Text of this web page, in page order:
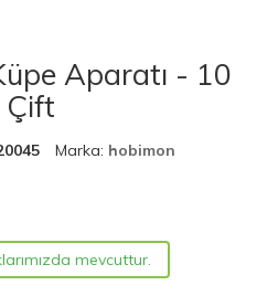
Aparatı - 10
Çift
Marka: hobimon
mevcuttur.